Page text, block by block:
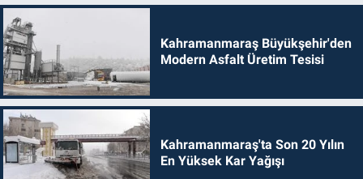
Kahramanmaraş Büyükşehir'den
Modern Asfalt Üretim Tesisi
Kahramanmaraş'ta Son 20 Yılın
En Yüksek Kar Yağışı